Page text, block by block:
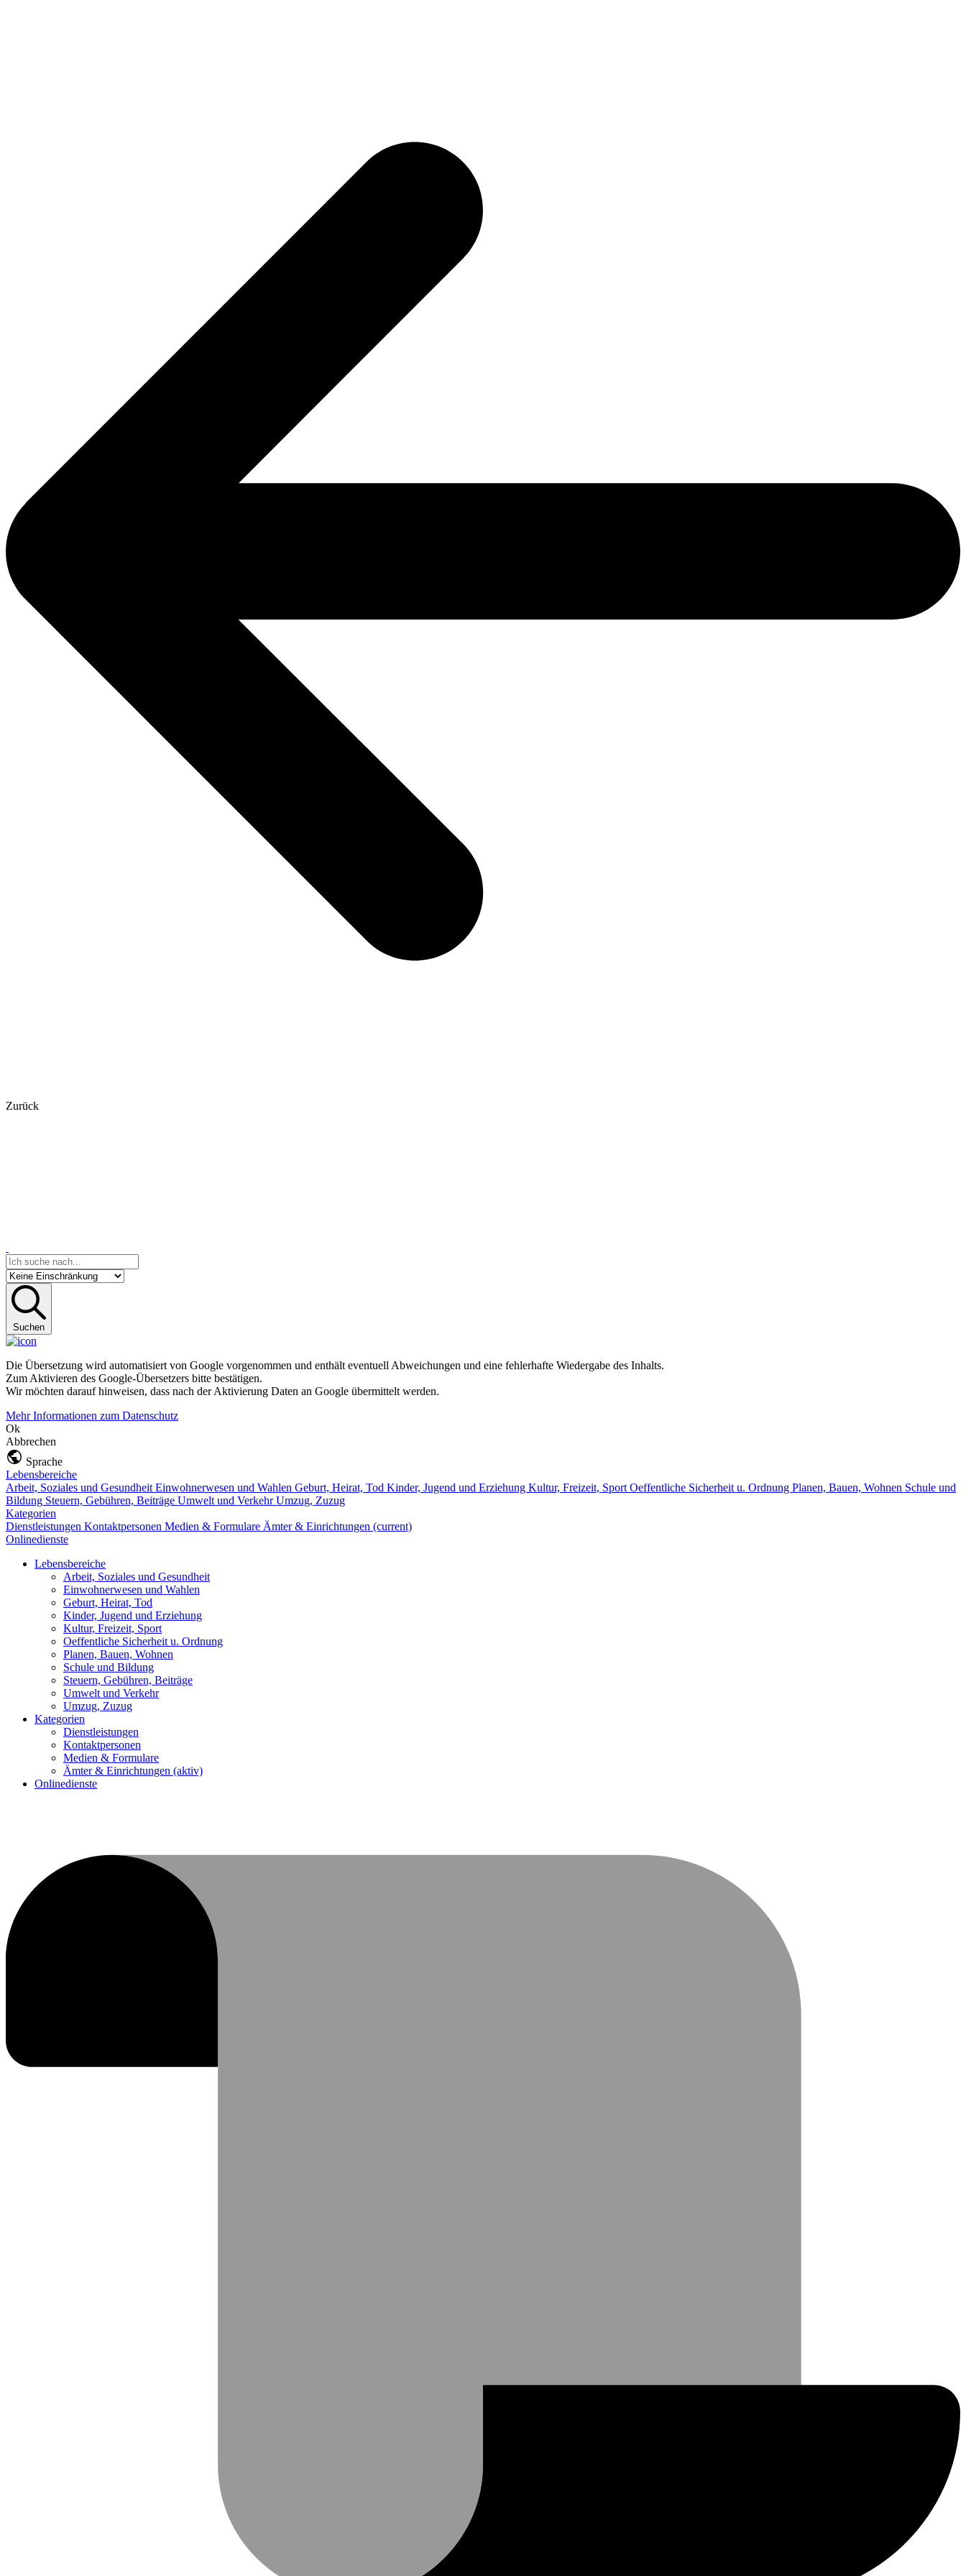
Zurück
Suchen
Die Übersetzung wird automatisiert von Google vorgenommen und enthält eventuell Abweichungen und eine fehlerhafte Wiedergabe des Inhalts.
Zum Aktivieren des Google-Übersetzers bitte bestätigen.
Wir möchten darauf hinweisen, dass nach der Aktivierung Daten an Google übermittelt werden.
Mehr Informationen zum Datenschutz
Ok
Abbrechen
Sprache
Lebensbereiche
Arbeit, Soziales und Gesundheit Einwohnerwesen und Wahlen Geburt, Heirat, Tod Kinder, Jugend und Erziehung Kultur, Freizeit, Sport Oeffentliche Sicherheit u. Ordnung Planen, Bauen, Wohnen Schule und
Bildung Steuern, Gebühren, Beiträge Umwelt und VerkehrUmzug, Zuzug
Kategorien
Dienstleistungen Kontaktpersonen Medien & Formulare Ämter & Einrichtungen (current)
Onlinedienste
Lebensbereiche
Arbeit, Soziales und Gesundheit
Einwohnerwesen und Wahlen
Geburt, Heirat, Tod
Kinder, Jugend und Erziehung
Kultur, Freizeit, Sport
Oeffentliche Sicherheit u. Ordnung
Planen, Bauen, Wohnen
Schule und Bildung
Steuern, Gebühren, Beiträge
Umwelt und Verkehr
Umzug, Zuzug
Kategorien
Dienstleistungen
Kontaktpersonen
Medien & Formulare
Ämter & Einrichtungen (aktiv)
Onlinedienste